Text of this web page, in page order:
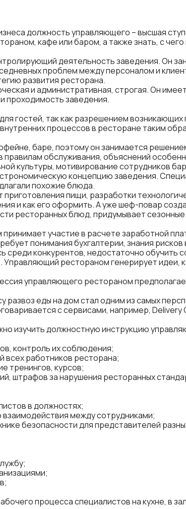
должность управляющего – высшая
кафе или баром, а также знать, с
деятельность заведения. Он
проблем между персоналом и
развития ресторана.
и административная, строгая. Он
проходимость заведения.
гостей, так как разрешением
процессов в ресторане таким
баре, поэтому он занимается
обслуживания, объяснений
культуры, мотивирование сотрудников
концепцию заведения.
похожие блюда.
пищи, разработки
и как его оформить. А уже шеф-повар
ресторанных блюд, придумывает
участие в расчете заработной
понимания бухгалтерии, знания
конкурентов, недостаточно обучить
Управляющий рестораном генерируетидеи,
управляющего рестораном
развоз еды на дом стал одним из самых
с сервисами, например, Delivery
изучить должностную инструкцию
контроль их соблюдения;
работников ресторана;
тренингов, курсов;
штрафов за нарушения ресторанных
в должностях;
между сотрудниками;
безопасности для представителей
процесса специалистов на кухне, в